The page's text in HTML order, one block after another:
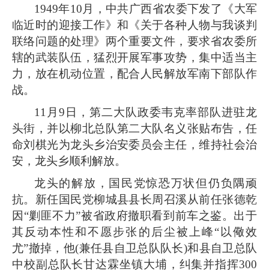
政府信息公开
网上办事
互动回应
1949年10月，中共广西省农委下发了《大军
临近时的迎接工作》和《关于各种人物与我谈判
联络问题的处理》两个重要文件，要求省农委所
辖的武装队伍，猛烈开展军事攻势，集中适当主
力，放在机动位置，配合人民解放军南下部队作
战。
11 月9日，第二大队政委韦克率部队进驻龙
头街，并以柳北总队第二大队名义张贴布告，任
命刘棋光为龙头乡治安委员会主任，维持社会治
安，龙头乡顺利解放。
龙头的解放，国民党惊恐万状但仍负隅顽
抗。新任国民党柳城县县长周召溪从前任张德乾
因“剿匪不力”被省政府撤职看到前车之鉴。出于
其反动本性和不愿步张的后尘被上峰“以儆效
尤”撤掉，他(兼任县自卫总队队长)和县自卫总队
中校副总队长甘达霖坐镇大埔，纠集并指挥300